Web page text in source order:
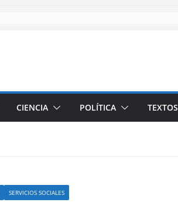
CIENCIA POLÍTICA TEXTOS
SERVICIOS SOCIALES